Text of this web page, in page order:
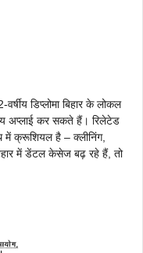
डिप्लोमा बिहार के लोकल
अप्लाई कर सकते हैं। रिलेटेड
में क्रूशियल है – क्लीनिंग,
में डेंटल केसेज बढ़ रहे हैं, तो